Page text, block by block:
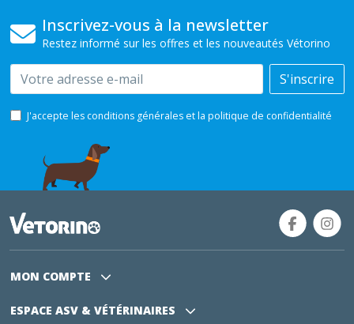
Inscrivez-vous à la newsletter
Restez informé sur les offres et les nouveautés Vétorino
Email S'inscrire
J'accepte les conditions générales et la politique de confidentialité
MON COMPTE
ESPACE ASV & VÉTÉRINAIRES